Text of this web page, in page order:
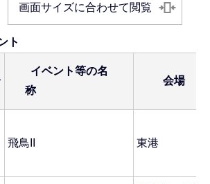
画面サイズに合わせて閲覧
ト
イベント等の名
称
会場
飛鳥II 東港